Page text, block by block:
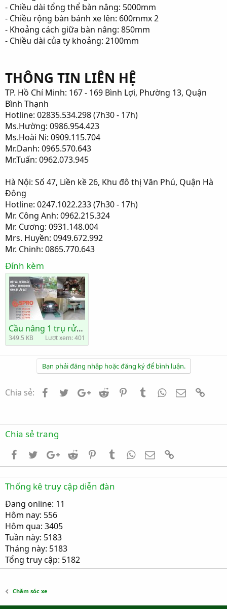
- Chiều dài tổng thể bàn nâng: 5000mm
- Chiều rộng bàn bánh xe lên: 600mmx 2
- Khoảng cách giữa bàn nâng: 850mm
- Chiều dài của ty khoảng: 2100mm
THÔNG TIN LIÊN HỆ
TP. Hồ Chí Minh: 167 - 169 Bình Lợi, Phường 13, Quận
Bình Thạnh
Hotline: 02835.534.298 (7h30 - 17h)
Ms.Hường: 0986.954.423
Ms.Hoài Ni: 0909.115.704
Mr.Danh: 0965.570.643
Mr.Tuấn: 0962.073.945
Hà Nội: Số 47, Liền kề 26, Khu đô thị Văn Phú, Quận Hà
Đông
Hotline: 0247.1022.233 (7h30 - 17h)
Mr. Công Anh: 0962.215.324
Mr. Cương: 0931.148.004
Mrs. Huyền: 0949.672.992
Mr. Chinh: 0865.770.643
Đính kèm
Cầu nâng 1 trụ rửa xe ô tô - du lịch NV4000 - 4 tấn.jpg
349.5 KB Lượt xem: 401
Bạn phải đăng nhập hoặc đăng ký để bình luận.
Chia sẻ: FacebookTwitterGoogle+
Reddit PinterestTumblrWhatsApp
Email